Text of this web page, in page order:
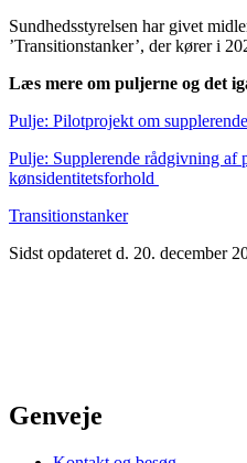
Sundhedsstyrelsen har givet
’Transitionstanker’, der kører i
Læs mere om puljerne og det
Pulje: Pilotprojekt om
Pulje: Supplerende rådgivning af
kønsidentitetsforhold
Transitionstanker
Sidst opdateret d. 20. december
Genveje